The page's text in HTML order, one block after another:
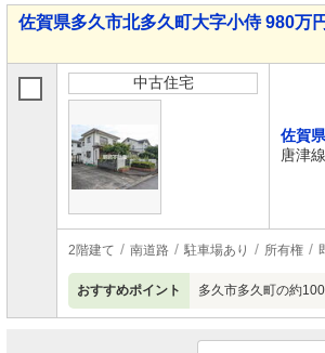
佐賀県多久市北多久町大字小侍 980万
中古住宅
佐賀
唐津
2階建て 南道路 駐車場あり 所有権
おすすめポイント 多久市多久町の約